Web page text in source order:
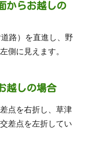
からお越しの
路）を直進し、野
側に見えます。
越しの場合
点を右折し、草津
差点を左折してい